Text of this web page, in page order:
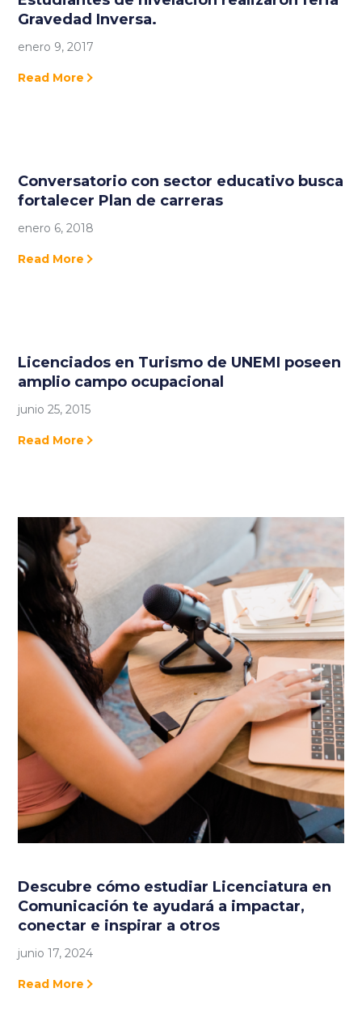
Gravedad Inversa.
enero 9, 2017
Read More
Conversatorio con sector educativo busca
fortalecer Plan de carreras
enero 6, 2018
Read More
Licenciados en Turismo de UNEMI poseen
amplio campo ocupacional
junio 25, 2015
Read More
Descubre cómo estudiar Licenciatura en
Comunicación te ayudará a impactar,
conectar e inspirar a otros
junio 17, 2024
Read More